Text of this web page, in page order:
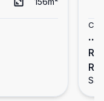
...